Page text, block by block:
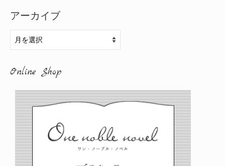
アーカイブ
ア
ー
ブ
Online Shop